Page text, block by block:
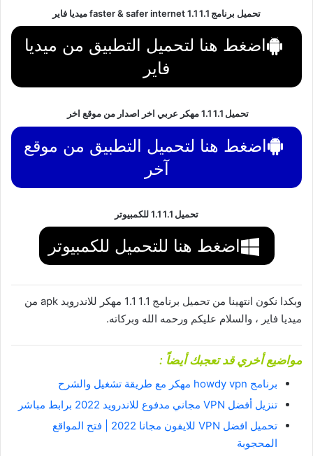
تحميل برنامج 1.1 1.1 faster & safer internet ميديا فاير
اضغط هنا لتحميل التطبيق من ميديا
فاير
تحميل 1.1 1.1 مهكر عربي اخر اصدار من موقع اخر
اضغط هنا لتحميل التطبيق من موقع
آخر
تحميل 1.1 1.1 للكمبيوتر
اضغط هنا للتحميل للكمبيوتر
وبكدا نكون انتهينا من تحميل برنامج 1.1 1.1 مهكر للاندرويد apk من
ميديا فاير ، والسلام عليكم ورحمه الله وبركاته.
مواضيع أخري قد تعجبك أيضاً :
برنامج howdy vpn مهكر مع طريقة تشغيل والشرح
تنزيل أفضل VPN مجاني مدفوع للاندرويد 2022 برابط مباشر
تحميل افضل VPN للايفون مجانا 2022 | فتح المواقع
المحجوبة